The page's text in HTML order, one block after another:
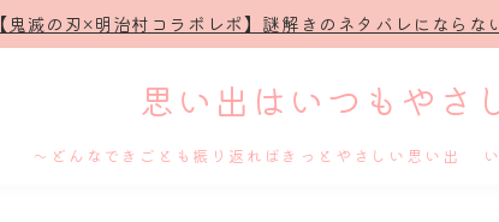
【鬼滅の刃×明治村コラボレポ】謎解きのネタバレになら
思い出はいつもやさ
～どんなできごとも振り返ればきっとやさしい思い出